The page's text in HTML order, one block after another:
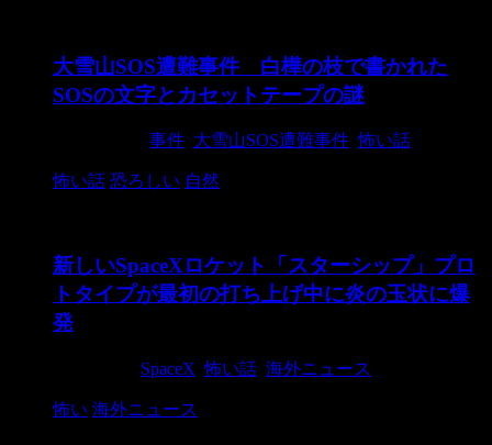
大雪山SOS遭難事件 白樺の枝で書かれた
SOSの文字とカセットテープの謎
事件 大雪山SOS遭難事件 ,怖い話
怖い話 恐ろしい 自然
新しいSpaceXロケット「スターシップ」プロ
トタイプが最初の打ち上げ中に炎の玉状に爆
発
SpaceX ,怖い話 海外ニュース
怖い 海外ニュース